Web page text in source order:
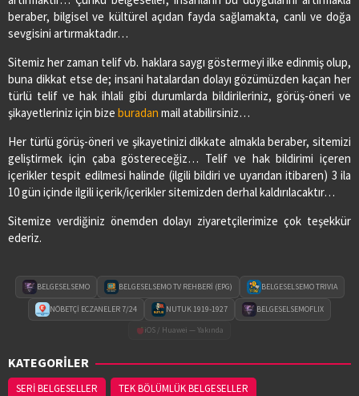
beraber, bilgisel ve kültürel açıdan fayda sağlamakta, canlı ve doğa
sevgisini artırmaktadır…
Sitemiz her zaman telif vb. haklara saygı göstermeyi ilke edinmiş olup,
buna dikkat etse de; insani hatalardan dolayı gözümüzden kaçan her
türlü telif ve hak ihlali gibi durumlarda bildirileriniz, görüş-öneri ve
şikayetleriniz için bize buradan mail atabilirsiniz…
Her türlü görüş-öneri ve şikayetinizi dikkate almakla beraber, sitemizi
geliştirmek için çaba göstereceğiz… Telif ve hak bildirimi içeren
içerikler tespit edilmesi halinde (ilgili bildiri ve uyarıdan itibaren) 3 ila
10 gün içinde ilgili içerik/içerikler sitemizden derhal kaldırılacaktır…
Sitemize verdiğiniz önemden dolayı ziyaretçilerimize çok teşekkür
ederiz.
BELGESELSEMO BELGESELSEMO TV REHBERİ (EPG) BELGESELSEMO TRIVIA
NÖBETÇİ ECZANELER 7/24 NUTUK 1919-1927
BELGESELSEMOFLIX
iOS / Huawei — Yakında
KATEGORİLER
SERİ BELGESELLER
TEK BÖLÜMLÜK BELGESELLER